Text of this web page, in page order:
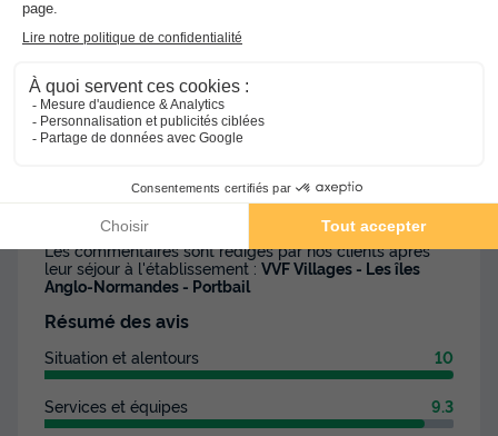
Les 4 avis des utilisateurs Vacances-
Campings.fr
Note globale
Basée sur4 avis 8.3 /10
Les commentaires sont rédigés par nos clients après
leur séjour à l'établissement : VVF Villages - Les îles
Anglo-Normandes - Portbail
Résumé des avis
Situation et alentours 10
Services et équipes 9.3